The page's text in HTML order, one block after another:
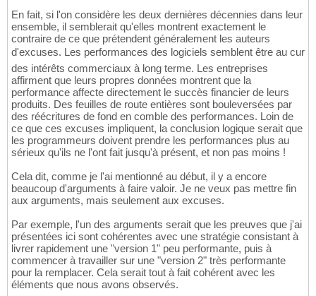
En fait, si l'on considère les deux dernières décennies dans leur
ensemble, il semblerait qu'elles montrent exactement le
contraire de ce que prétendent généralement les auteurs
d'excuses. Les performances des logiciels semblent être au cur
des intérêts commerciaux à long terme. Les entreprises
affirment que leurs propres données montrent que la
performance affecte directement le succès financier de leurs
produits. Des feuilles de route entières sont bouleversées par
des réécritures de fond en comble des performances. Loin de
ce que ces excuses impliquent, la conclusion logique serait que
les programmeurs doivent prendre les performances plus au
sérieux qu'ils ne l'ont fait jusqu'à présent, et non pas moins !
Cela dit, comme je l'ai mentionné au début, il y a encore
beaucoup d'arguments à faire valoir. Je ne veux pas mettre fin
aux arguments, mais seulement aux excuses.
Par exemple, l'un des arguments serait que les preuves que j'ai
présentées ici sont cohérentes avec une stratégie consistant à
livrer rapidement une "version 1" peu performante, puis à
commencer à travailler sur une "version 2" très performante
pour la remplacer. Cela serait tout à fait cohérent avec les
éléments que nous avons observés.